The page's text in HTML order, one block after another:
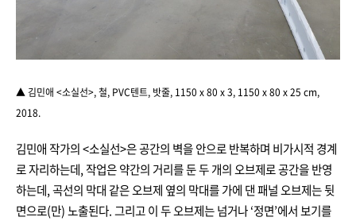
▲ 김민애 <소실선>, 철, PVC텐트, 밧줄, 1150 x 80 x 3, 1150 x 80 x 25 cm,
2018.
김민애 작가의 <소실선>은 공간의 벽을 안으로 반복하며 비가시적 경계
로 자리하는데, 작업은 약간의 거리를 둔 두 개의 오브제로 공간을 반영
하는데, 곡선의 막대 같은 오브제 옆의 막대를 가에 댄 패널 오브제는 뒷
면으로(만) 노출된다. 그리고 이 두 오브제는 넘거나 ‘정면’에서 보기를